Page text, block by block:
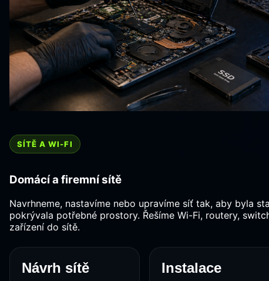
SÍTĚ A WI-FI
Domácí a firemní sítě
Navrhneme, nastavíme nebo upravíme síť tak, aby byla
pokrývala potřebné prostory. Řešíme Wi-Fi, routery,
zařízení do sítě.
Návrh sítě Instalace